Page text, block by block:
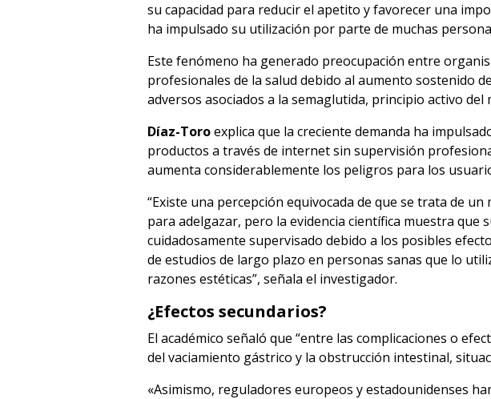
su capacidad para reducir el apetito y favorecer una
ha impulsado su utilización por parte de muchas
Este fenómeno ha generado preocupación entre
profesionales de la salud debido al aumento sostenido
adversos asociados a la semaglutida, principio activo del
Díaz-Toroexplica que la creciente demanda ha
productos a través de internet sin supervisión
aumenta considerablemente los peligros para los
“Existe una percepción equivocada de que se trata de un
para adelgazar, pero la evidencia científica muestra que
cuidadosamente supervisado debido a los posibles
de estudios de largo plazo en personas sanas que lo
razones estéticas”, señala el investigador.
¿Efectos secundarios?
El académico señaló que “entre las complicaciones o
del vaciamiento gástrico y la obstrucción intestinal,
«Asimismo, reguladores europeos y estadounidenses